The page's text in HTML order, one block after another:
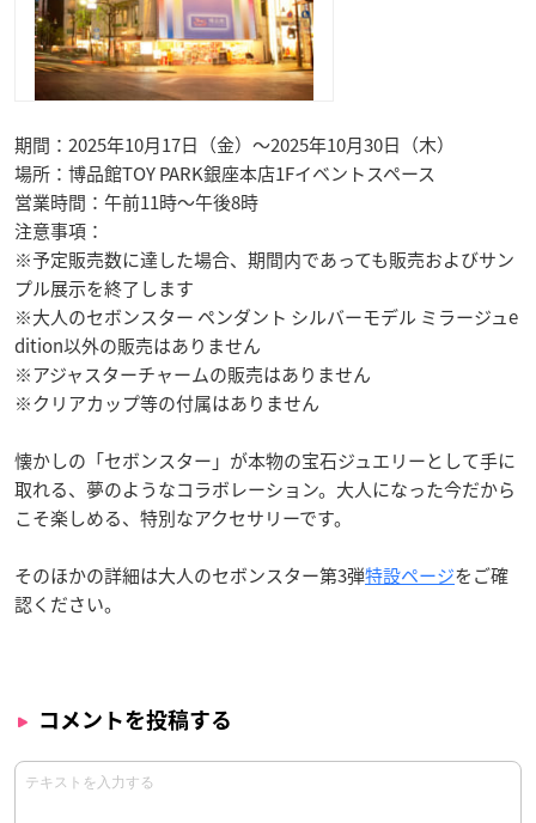
期間：2025年10月17日（金）〜2025年10月30日（木）
場所：博品館TOY PARK銀座本店1Fイベントスペース
営業時間：午前11時〜午後8時
注意事項：
※予定販売数に達した場合、期間内であっても販売およびサン
プル展示を終了します
※大人のセボンスター ペンダント シルバーモデル ミラージュe
dition以外の販売はありません
※アジャスターチャームの販売はありません
※クリアカップ等の付属はありません
懐かしの「セボンスター」が本物の宝石ジュエリーとして手に
取れる、夢のようなコラボレーション。大人になった今だから
こそ楽しめる、特別なアクセサリーです。
そのほかの詳細は大人のセボンスター第3弾特設ページをご確
認ください。
コメントを投稿する